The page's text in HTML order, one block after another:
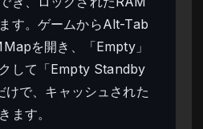
す。ゲームからAlt-Tab
を開き、「Empty」
して「Empty Standby
けで、キャッシュされた
ます。